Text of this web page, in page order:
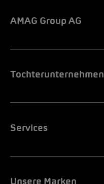
AMAG Group AG
Tochterunternehmen
Services